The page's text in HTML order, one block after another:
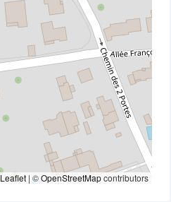
Leaflet | ©OpenStreetMapcontributors